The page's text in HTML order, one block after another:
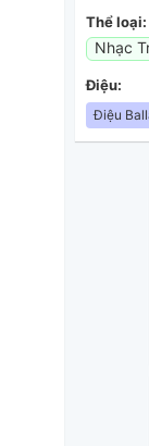
Thể loại:
Nhạc
Điệu:
Điệu